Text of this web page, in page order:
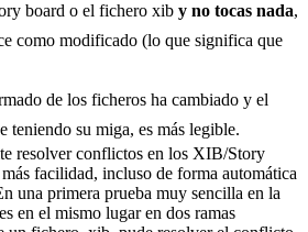
board o el fichero xib y no tocas nada,
como modificado (lo que significa que
de los ficheros ha cambiado y el
teniendo su miga, es más legible.
resolver conflictos en los XIB/Story
facilidad, incluso de forma automática
una primera prueba muy sencilla en la
en el mismo lugar en dos ramas